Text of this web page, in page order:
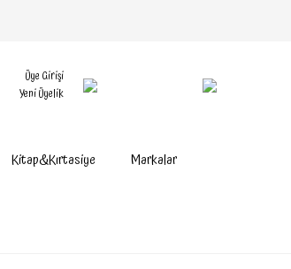
Üye Girişi
Yeni Üyelik
Kitap&Kırtasiye Markalar